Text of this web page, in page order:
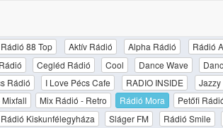
Rádió 88 Top Aktív Rádió Alpha Rádió Rádió
Cegléd Rádió Cool Dance Wave
Rádió I Love Pécs Cafe RADIO INSIDE Jazzy
Mix Rádió - Retro Rádió Mora Petőfi
Kiskunfélegyháza Sláger FM Rádió Smile